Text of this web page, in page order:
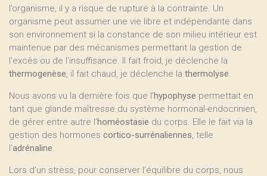
l’organisme, il y a risque de rupture à la contrainte. Un
organisme peut assumer une vie libre et indépendante dans
son environnement si la constance de son milieu intérieur est
maintenue par des mécanismes permettant la gestion de
l’excès ou de l’insuffisance. Il fait froid, je déclenche la
thermogenèse, il fait chaud, je déclenche la thermolyse.
Nous avons vu la dernière fois que l’hypophyse permettait en
tant que glande maîtresse du système hormonal-endocrinien,
de gérer entre autre l’homéostasie du corps. Elle le fait via la
gestion des hormones cortico-surrénaliennes, telle
l’adrénaline.
Lors d’un stress, pour conserver l’équilibre du corps, nous